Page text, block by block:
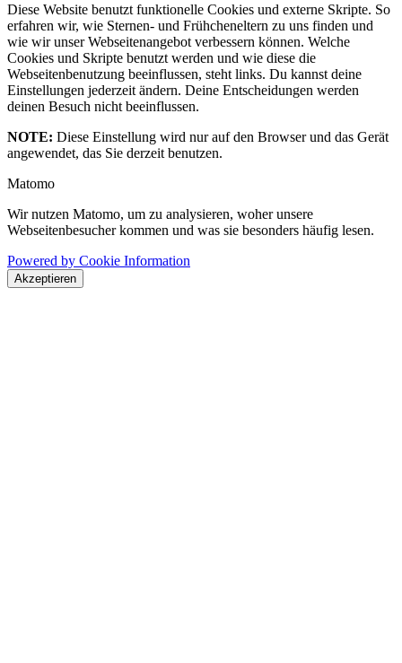
Diese Website benutzt funktionelle Cookies und externe Skripte. So
erfahren wir, wie Sternen- und Frühcheneltern zu uns finden und
wie wir unser Webseitenangebot verbessern können. Welche
Cookies und Skripte benutzt werden und wie diese die
Webseitenbenutzung beeinflussen, steht links. Du kannst deine
Einstellungen jederzeit ändern. Deine Entscheidungen werden
deinen Besuch nicht beeinflussen.
NOTE: Diese Einstellung wird nur auf den Browser und das Gerät
angewendet, das Sie derzeit benutzen.
Matomo
Wir nutzen Matomo, um zu analysieren, woher unsere
Webseitenbesucher kommen und was sie besonders häufig lesen.
Powered by Cookie Information
Akzeptieren